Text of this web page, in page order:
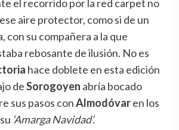
el recorrido por la red carpet no
aire protector, como si de un
con su compañera a la que
rebosante de ilusión. No es
hace doblete en esta edición
deSorogoyen abría bocado
sus pasos conAlmodóvaren los
‘Amarga Navidad’.